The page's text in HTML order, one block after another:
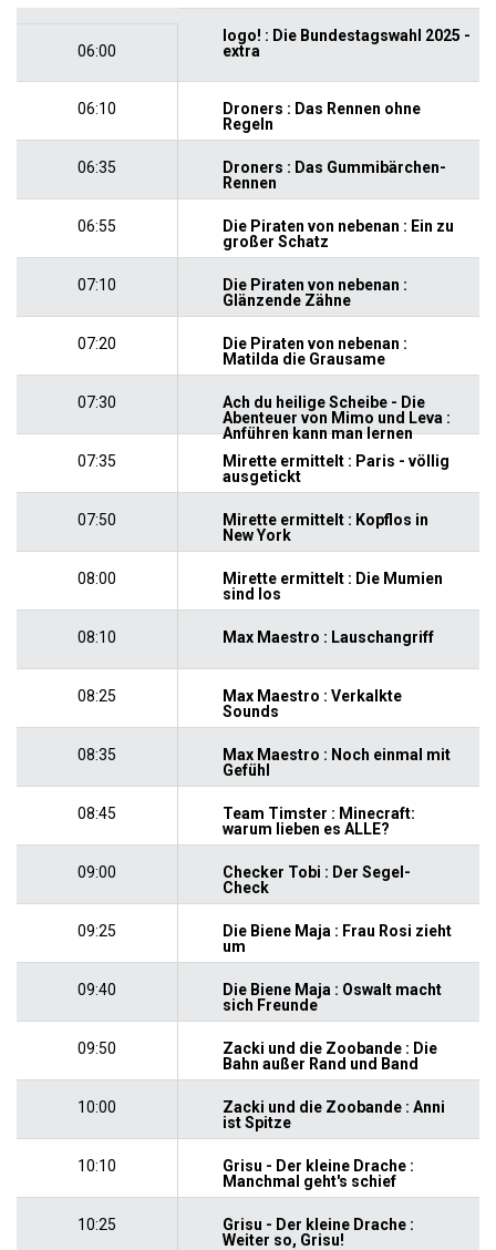
06:00
logo! : Die Bundestagswahl 2025 -
extra
06:10
Droners : Das Rennen ohne
Regeln
06:35
Droners : Das Gummibärchen-
Rennen
06:55
Die Piraten von nebenan : Ein zu
großer Schatz
07:10
Die Piraten von nebenan :
Glänzende Zähne
07:20
Die Piraten von nebenan :
Matilda die Grausame
07:30
Ach du heilige Scheibe - Die
Abenteuer von Mimo und Leva :
Anführen kann man lernen
07:35
Mirette ermittelt : Paris - völlig
ausgetickt
07:50
Mirette ermittelt : Kopflos in
New York
08:00
Mirette ermittelt : Die Mumien
sind los
08:10 Max Maestro : Lauschangriff
08:25
Max Maestro : Verkalkte
Sounds
08:35
Max Maestro : Noch einmal mit
Gefühl
08:45
Team Timster : Minecraft:
warum lieben es ALLE?
09:00
Checker Tobi : Der Segel-
Check
09:25
Die Biene Maja : Frau Rosi zieht
um
09:40
Die Biene Maja : Oswalt macht
sich Freunde
09:50
Zacki und die Zoobande : Die
Bahn außer Rand und Band
10:00
Zacki und die Zoobande : Anni
ist Spitze
10:10
Grisu - Der kleine Drache :
Manchmal geht's schief
10:25
Grisu - Der kleine Drache :
Weiter so, Grisu!